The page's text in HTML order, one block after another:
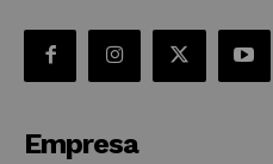
Empresa